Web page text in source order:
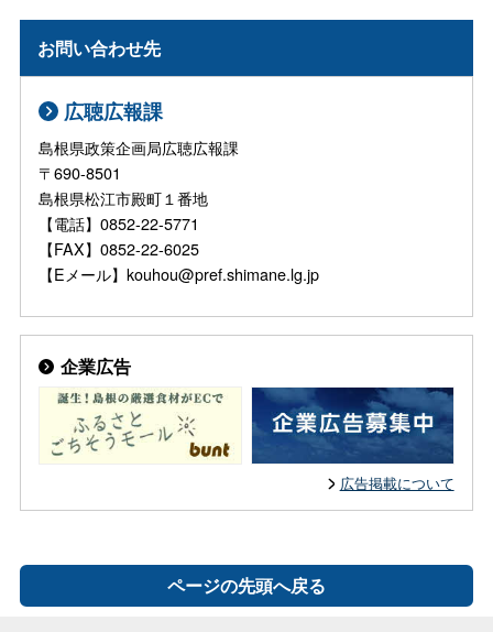
お問い合わせ先
広聴広報課
島根県政策企画局広聴広報課
〒690-8501
島根県松江市殿町１番地
【電話】0852-22-5771
【FAX】0852-22-6025
【Eメール】kouhou@pref.shimane.lg.jp
企業広告
広告掲載について
ページの先頭へ戻る